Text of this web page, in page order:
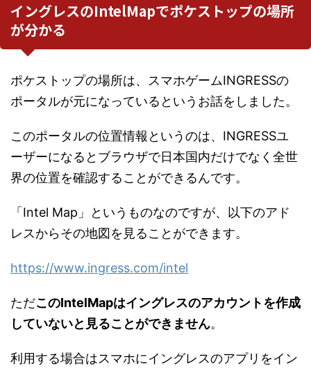
イングレスのIntelMapでポケストップの場所
が分かる
ポケストップの場所は、スマホゲームINGRESSの
ポータルが元になっているというお話をしました。
このポータルの位置情報というのは、INGRESSユ
ーザーになるとブラウザで日本国内だけでなく全世
界の位置を確認することができるんです。
「Intel Map」というものなのですが、以下のアド
レスからその地図を見ることができます。
https://www.ingress.com/intel
ただこのIntelMapはイングレスのアカウントを作成
していないと見ることができません。
利用する場合はスマホにイングレスのアプリをイン